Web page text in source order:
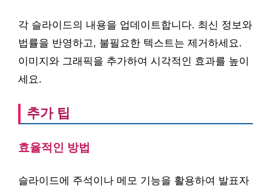
각 슬라이드의 내용을 업데이트합니다. 최신 정보와
법률을 반영하고, 불필요한 텍스트는 제거하세요.
이미지와 그래픽을 추가하여 시각적인 효과를 높이
세요.
추가 팁
효율적인 방법
슬라이드에 주석이나 메모 기능을 활용하여 발표자